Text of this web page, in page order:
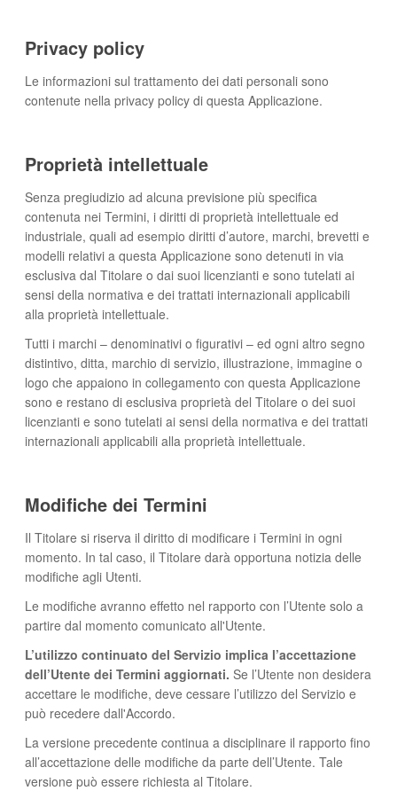
Privacy policy
Le informazioni sul trattamento dei dati personali sono
contenute nella privacy policy di questa Applicazione.
Proprietà intellettuale
Senza pregiudizio ad alcuna previsione più specifica
contenuta nei Termini, i diritti di proprietà intellettuale ed
industriale, quali ad esempio diritti d’autore, marchi, brevetti e
modelli relativi a questa Applicazione sono detenuti in via
esclusiva dal Titolare o dai suoi licenzianti e sono tutelati ai
sensi della normativa e dei trattati internazionali applicabili
alla proprietà intellettuale.
Tutti i marchi – denominativi o figurativi – ed ogni altro segno
distintivo, ditta, marchio di servizio, illustrazione, immagine o
logo che appaiono in collegamento con questa Applicazione
sono e restano di esclusiva proprietà del Titolare o dei suoi
licenzianti e sono tutelati ai sensi della normativa e dei trattati
internazionali applicabili alla proprietà intellettuale.
Modifiche dei Termini
Il Titolare si riserva il diritto di modificare i Termini in ogni
momento. In tal caso, il Titolare darà opportuna notizia delle
modifiche agli Utenti.
Le modifiche avranno effetto nel rapporto con l’Utente solo a
partire dal momento comunicato all'Utente.
L’utilizzo continuato del Servizio implica l’accettazione
dell’Utente dei Termini aggiornati. Se l’Utente non desidera
accettare le modifiche, deve cessare l’utilizzo del Servizio e
può recedere dall'Accordo.
La versione precedente continua a disciplinare il rapporto fino
all’accettazione delle modifiche da parte dell’Utente. Tale
versione può essere richiesta al Titolare.